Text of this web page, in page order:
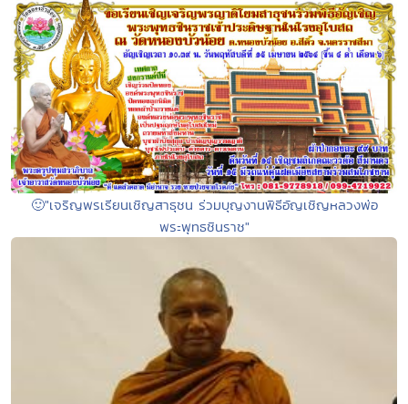
🙂"เจริญพรเรียนเชิญสาธุชน ร่วมบุญงานพิธีอัญเชิญหลวงพ่อ
พระพุทธชินราช"